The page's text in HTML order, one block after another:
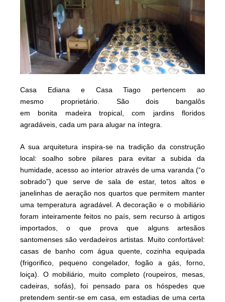
Casa Ediana e Casa Tiago pertencem ao
mesmo proprietário. São dois bangalôs
em bonita madeira tropical, com jardins floridos
agradáveis, cada um para alugar na íntegra.
A sua arquitetura inspira-se na tradição da construção
local: soalho sobre pilares para evitar a subida da
humidade, acesso ao interior através de uma varanda (“o
sobrado”) que serve de sala de estar, tetos altos e
janelinhas de aeração nos quartos que permitem manter
uma temperatura agradável. A decoração e o mobiliário
foram inteiramente feitos no país, sem recurso à artigos
importados, o que prova que alguns artesãos
santomenses são verdadeiros artistas. Muito confortável:
casas de banho com água quente, cozinha equipada
(frigorifico, pequeno congelador, fogão a gás, forno,
loiça). O mobiliário, muito completo (roupeiros, mesas,
cadeiras, sofás), foi pensado para os hóspedes que
pretendem sentir-se em casa, em estadias de uma certa